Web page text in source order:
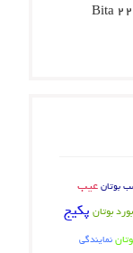
بوتانعیب
بوتان پکیج
نمایندگی